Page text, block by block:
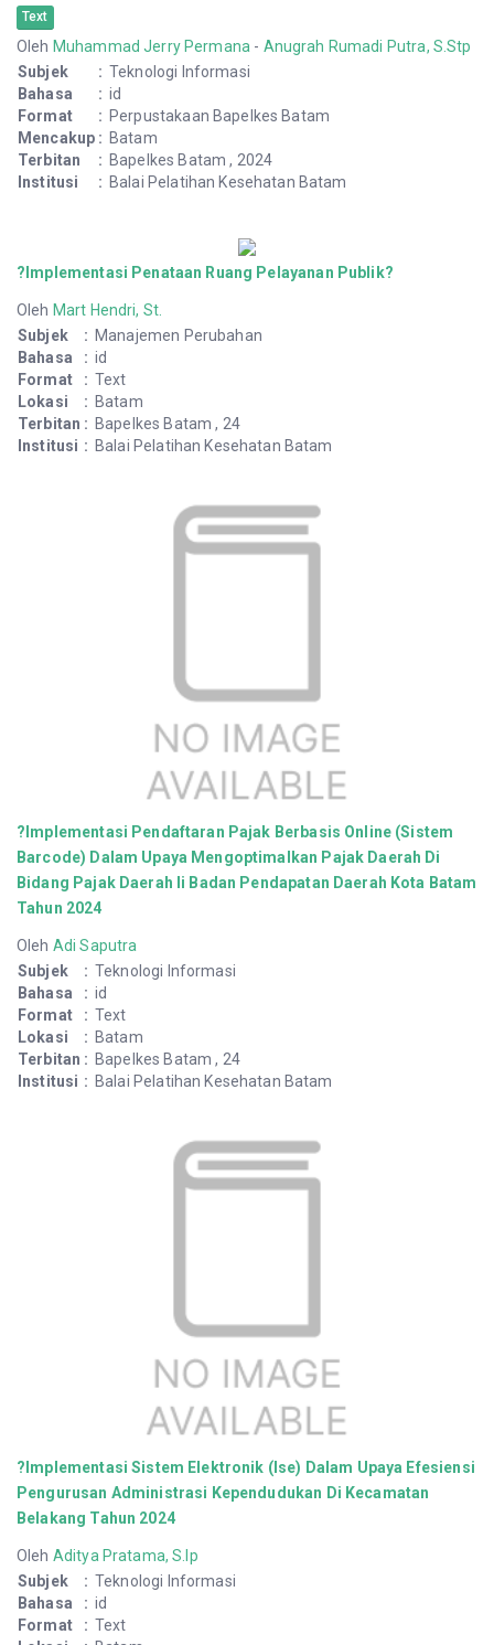
Text
Oleh Muhammad Jerry Permana - Anugrah Rumadi Putra, S.Stp
Subjek
: Teknologi Informasi
Bahasa
: id
Format
: Perpustakaan Bapelkes Batam
Mencakup : Batam
Terbitan
: Bapelkes Batam , 2024
Institusi
: Balai Pelatihan Kesehatan Batam
?Implementasi Penataan Ruang Pelayanan Publik?
Oleh Mart Hendri, St.
Subjek
: Manajemen Perubahan
Bahasa
: id
Format
: Text
Lokasi
: Batam
Terbitan : Bapelkes Batam , 24
Institusi : Balai Pelatihan Kesehatan Batam
?Implementasi Pendaftaran Pajak Berbasis Online (Sistem
Barcode) Dalam Upaya Mengoptimalkan Pajak Daerah Di
Bidang Pajak Daerah Ii Badan Pendapatan Daerah Kota Batam
Tahun 2024
Oleh Adi Saputra
Subjek
: Teknologi Informasi
Bahasa
: id
Format
: Text
Lokasi
: Batam
Terbitan : Bapelkes Batam , 24
Institusi : Balai Pelatihan Kesehatan Batam
?Implementasi Sistem Elektronik (Ise) Dalam Upaya Efesiensi
Pengurusan Administrasi Kependudukan Di Kecamatan
Belakang Tahun 2024
Oleh Aditya Pratama, S.Ip
Subjek
: Teknologi Informasi
Bahasa
: id
Format
: Text